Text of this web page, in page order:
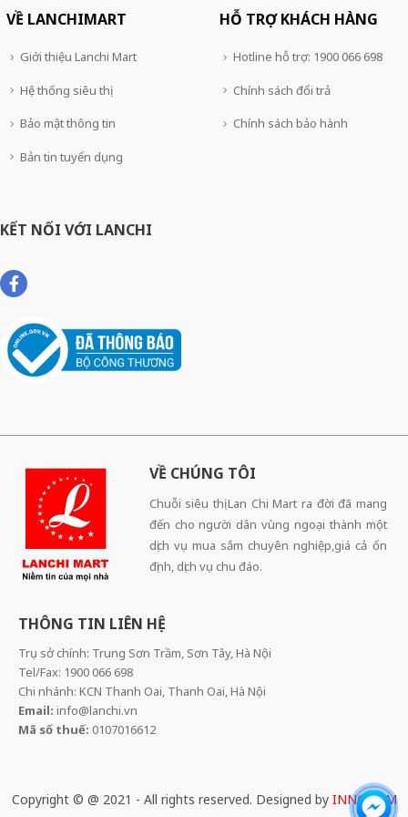
VỀ LANCHIMART
Giới thiệu Lanchi Mart
Hệ thống siêu thị
Bảo mật thông tin
Bản tin tuyển dụng
HỖ TRỢ KHÁCH HÀNG
Hotline hỗ trợ: 1900 066 698
Chính sách đổi trả
Chính sách bảo hành
KẾT NỐI VỚI LANCHI
VỀ CHÚNG TÔI
Chuỗi siêu thị Lan Chi Mart ra đời đã mang
đến cho người dân vùng ngoại thành một
dịch vụ mua sắm chuyên nghiệp,giá cả ổn
định, dịch vụ chu đáo.
THÔNG TIN LIÊN HỆ
Trụ sở chính: Trung Sơn Trầm, Sơn Tây, Hà Nội
Tel/Fax: 1900 066 698
Chi nhánh: KCN Thanh Oai, Thanh Oai, Hà Nội
Email: info@lanchi.vn
Mã số thuế: 0107016612
Copyright © @ 2021 - All rights reserved. Designed by INNOCOM